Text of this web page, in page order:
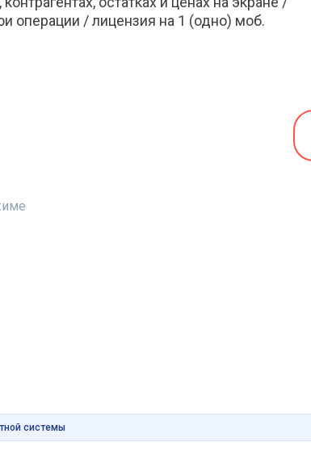
операции / лицензия на 1 (одно) моб.
системы